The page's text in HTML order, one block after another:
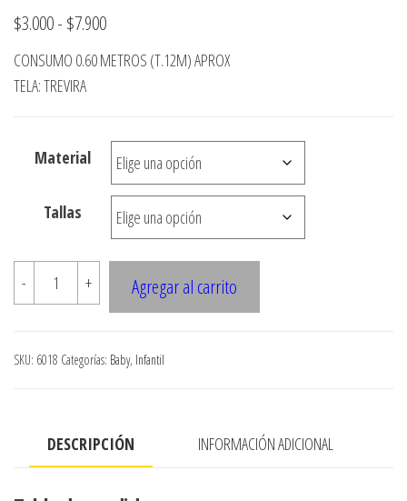
$3.000- $7.900Rango
de
$3.000
hasta
$7.900
CONSUMO 0.60 METROS (T.12M) APROX
TELA: TREVIRA
Material
Tallas
-
6018
+ Agregar al carrito
SKU: 6018 Categorías: Baby, Infantil
DESCRIPCIÓN INFORMACIÓN ADICIONAL